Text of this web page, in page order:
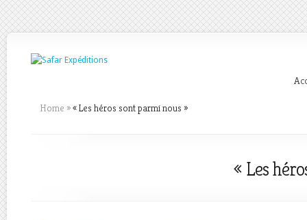
Home »« Les héros sont parmi nous »
« Les